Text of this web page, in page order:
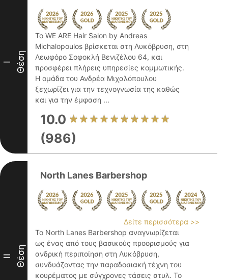
I Θέση
Το WE ARE Hair Salon by Andreas
Michalopoulos βρίσκεται στη Λυκόβρυση, στη
Λεωφόρο Σοφοκλή Βενιζέλου 64, και
προσφέρει πλήρεις υπηρεσίες κομμωτικής.
Η ομάδα του Ανδρέα Μιχαλόπουλου
ξεχωρίζει για την τεχνογνωσία της καθώς
και για την έμφαση ...
10.0
(986)
II Θέση
North Lanes Barbershop
Δείτε περισσότερα >>
Το North Lanes Barbershop αναγνωρίζεται
ως ένας από τους βασικούς προορισμούς για
ανδρική περιποίηση στη Λυκόβρυση,
συνδυάζοντας την παραδοσιακή τέχνη του
κουρέματος με σύγχρονες τάσεις στυλ. Το